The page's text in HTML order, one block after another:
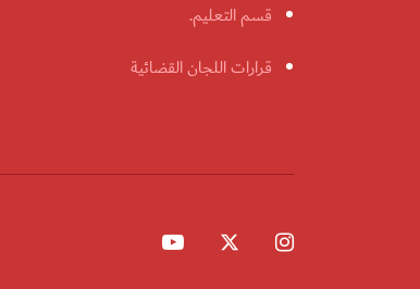
قسم التعليم.
قرارات اللجان القضائية